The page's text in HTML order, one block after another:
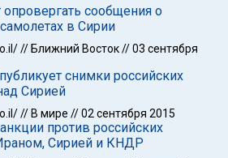
сообщения о
в Сирии
// Ближний Восток//03 сентября
снимки российских
Сирией
// В мире //02 сентября 2015
против российских
Сирией и КНДР